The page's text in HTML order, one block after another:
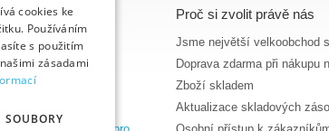
e-shopu VTC, a.s. pro
Proč si zvolit právě nás
Jsme největší velkoobchod
Doprava zdarma při nákupu
Zboží skladem
Aktualizace skladových
Osobní přístup k
ENGLISH
GERMAN
cookies ke
Používáním
s použitím
zásadami
SOUBORY